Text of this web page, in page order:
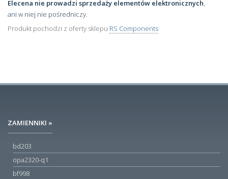
Elecena nie prowadzi sprzedaży elementów elektronicznych,
ani w niej nie pośredniczy.
Produkt pochodzi z oferty sklepu RS Components
ZAMIENNIKI »
bd203
opa2320-q1
bf998